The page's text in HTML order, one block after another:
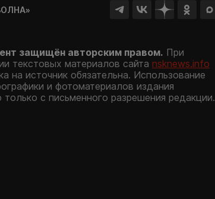
защищён авторским правом. При
текстовых материалов сайта nsknews.info
на источник обязательна. Использование
и фотоматериалов издания
с письменного разрешения редакции.